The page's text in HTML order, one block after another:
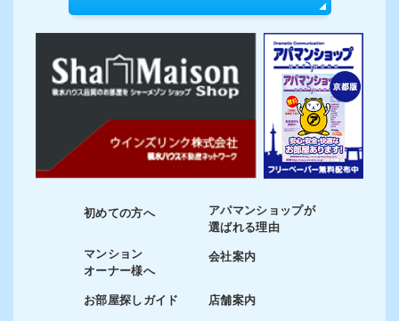
初めての方へ
マンション
オーナー様へ
お部屋探しガイド
アパマンショップが
選ばれる理由
会社案内
店舗案内